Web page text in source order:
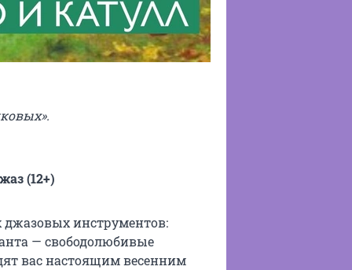
(12+)
джазовых инструментов:
— свободолюбивые
вас настоящим весенним